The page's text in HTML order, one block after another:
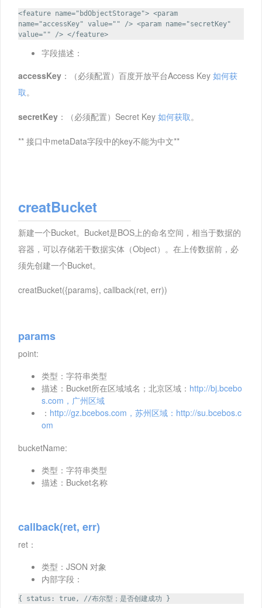
<feature name="bdObjectStorage"> <param
name="accessKey" value="" /> <param name="secretKey"
value="" /> </feature>
字段描述：
accessKey ：（必须配置）百度开放平台Access Key 如何获
取。
secretKey ：（必须配置）Secret Key 如何获取。
** 接口中metaData字段中的key不能为中文**
creatBucket
新建一个Bucket。Bucket是BOS上的命名空间，相当于数据的
容器，可以存储若干数据实体（Object）。在上传数据前，必
须先创建一个Bucket。
creatBucket({params}, callback(ret, err))
params
point:
类型：字符串类型
描述：Bucket所在区域域名；北京区域： http://bj.bcebo
s.com，广州区域
： http://gz.bcebos.com，苏州区域：http://su.bcebos.c
om
bucketName:
类型：字符串类型
描述：Bucket名称
callback(ret, err)
ret：
类型：JSON 对象
内部字段：
{ status: true, //布尔型；是否创建成功 }